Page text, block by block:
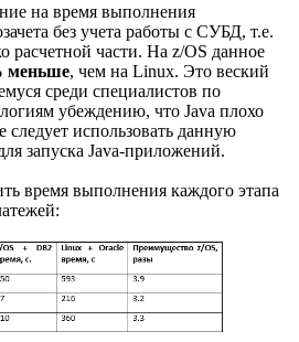
на время выполнения
без учета работы с СУБД, т.е.
расчетной части. На z/OS данное
меньше, чем на Linux. Это веский
среди специалистов по
убеждению, что Java плохо
следует использовать данную
запуска Java-приложений.
время выполнения каждого этапа